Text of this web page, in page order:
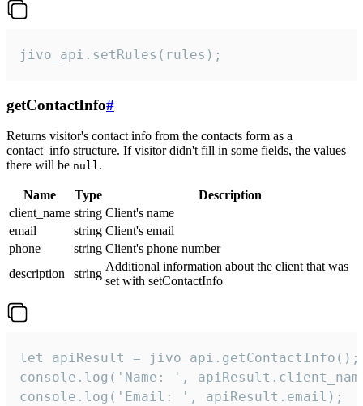
jivo_api.setRules(rules);
getContactInfo#
Returns visitor's contact info from the contacts form as a
contact_info structure. If visitor didn't fill in some fields, the values
there will be null.
Name Type
Description
client_name string Client's name
email
string Client's email
phone
string Client's phone number
description
string
Additional information about the client that was
set with setContactInfo
let apiResult = jivo_api.getContactInfo();
console.log('Name: ',
console.log('Email: ', apiResult.email);